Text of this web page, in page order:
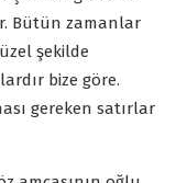
Bütün zamanlar
şekilde
bize göre.
gereken satırlar